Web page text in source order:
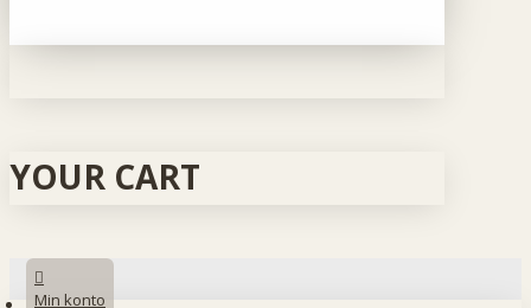
YOUR CART
Min konto